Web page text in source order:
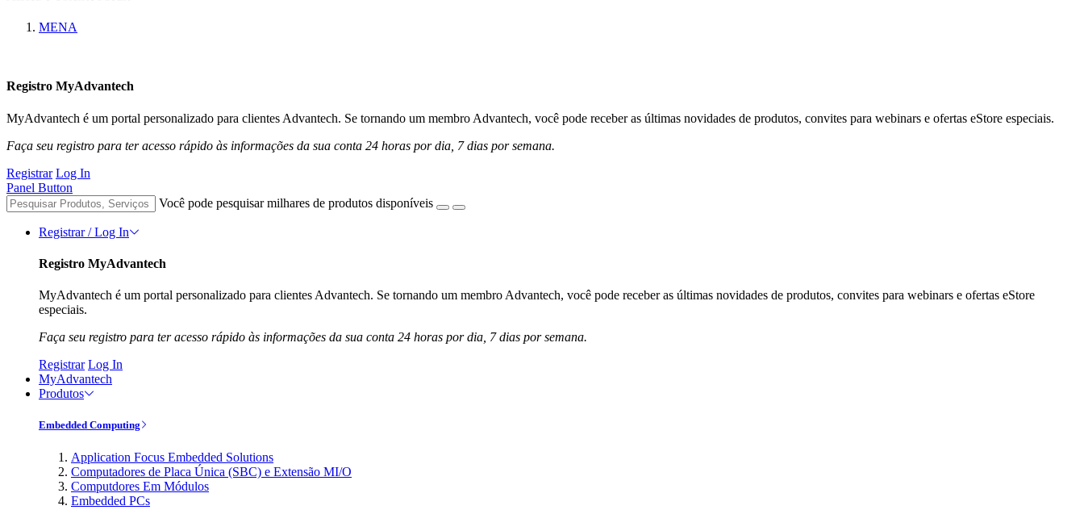
MENA
Registro MyAdvantech
MyAdvantech é um portal personalizado para clientes Advantech. Se tornando um membro Advantech, você pode receber as últimas novidades de produtos, convites para webinars e ofertas eStore especiais.
Faça seu registro para ter acesso rápido às informações da sua conta 24 horas por dia, 7 dias por semana.
Registrar Log In
Panel Button
Você pode pesquisar milhares de produtos disponíveis
Registrar / Log In
Registro MyAdvantech
MyAdvantech é um portal personalizado para clientes Advantech. Se tornando um membro Advantech, você pode receber as últimas novidades de produtos, convites para webinars e ofertas eStore
especiais.
Faça seu registro para ter acesso rápido às informações da sua conta 24 horas por dia, 7 dias por semana.
Registrar Log In
MyAdvantech
Produtos
Embedded Computing
Application Focus Embedded Solutions
Computadores de Placa Única (SBC) e Extensão MI/O
Computdores Em Módulos
Embedded PCs